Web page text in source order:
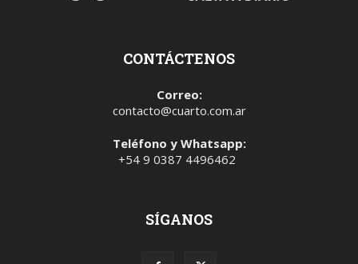
CONTÁCTENOS
Correo:
contacto@cuarto.com.ar
Teléfono y Whatsapp:
+54 9 0387 4496462
SÍGANOS